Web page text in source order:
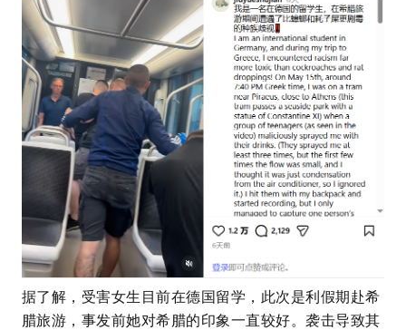
据了解，受害女生目前在德国留学，此次是利假期赴希
腊旅游，事发前她对希腊的印象一直较好。袭击导致其